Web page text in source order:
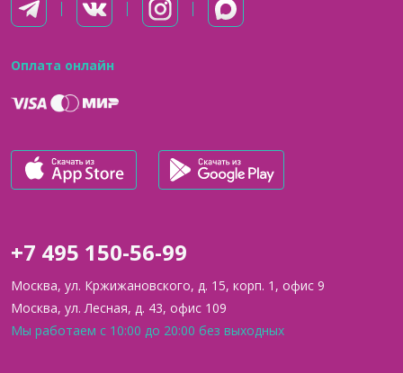
Оплата онлайн
+7 495 150-56-99
Москва, ул. Кржижановского, д. 15, корп. 1, офис 9
Москва, ул. Лесная, д. 43, офис 109
Мы работаем с 10:00 до 20:00 без выходных